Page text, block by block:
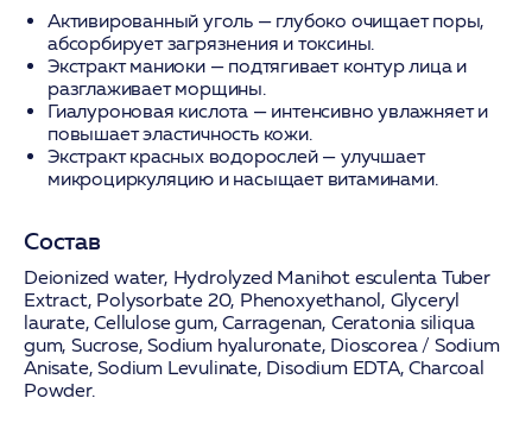
Активированный уголь — глубоко очищает поры,
абсорбирует загрязнения и токсины.
Экстракт маниоки— подтягивает контур лица и
разглаживает морщины.
Гиалуроновая кислота — интенсивно увлажняет и
повышает эластичность кожи.
Экстракт красных водорослей— улучшает
микроциркуляцию и насыщает витаминами.
Состав
Deionized water, Hydrolyzed Manihot esculenta Tuber
Extract, Polysorbate 20, Phenoxyethanol, Glyceryl
laurate, Cellulose gum, Carragenan, Ceratonia siliqua
gum, Sucrose, Sodium hyaluronate, Dioscorea / Sodium
Anisate, Sodium Levulinate, Disodium EDTA, Charcoal
Powder.